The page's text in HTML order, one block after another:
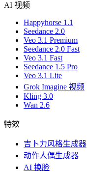
AI 视频
Happyhorse 1.1
Seedance 2.0
Veo 3.1 Premium
Seedance 2.0 Fast
Veo 3.1 Fast
Seedance 1.5 Pro
Veo 3.1 Lite
Grok Imagine 视频
Kling 3.0
Wan 2.6
特效
吉卜力风格生成器
动作人偶生成器
AI 换脸